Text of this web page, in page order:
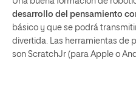
desarrollo del pensamiento
básico y que se podrá
divertida. Las herramientas de
son ScratchJr (para Apple o